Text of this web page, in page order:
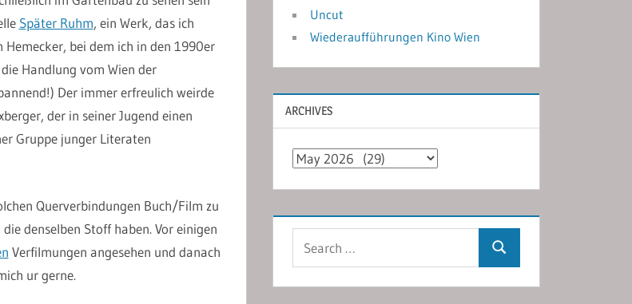
Später Ruhm, ein Werk, das ich
bei dem ich in den 1990er
Handlung vom Wien der
Der immer erfreulich weirde
der in seiner Jugend einen
Gruppe junger Literaten
Querverbindungen Buch/Film zu
denselben Stoff haben. Vor einigen
Verfilmungen angesehen und danach
ur gerne.
Uncut
Wiederaufführungen Kino Wien
ARCHIVES
Archives
Search